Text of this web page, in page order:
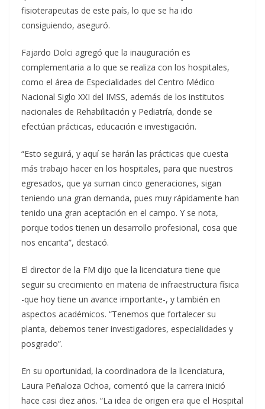
fisioterapeutas de este país, lo que se ha ido
consiguiendo, aseguró.
Fajardo Dolci agregó que la inauguración es
complementaria a lo que se realiza con los hospitales,
como el área de Especialidades del Centro Médico
Nacional Siglo XXI del IMSS, además de los institutos
nacionales de Rehabilitación y Pediatría, donde se
efectúan prácticas, educación e investigación.
“Esto seguirá, y aquí se harán las prácticas que cuesta
más trabajo hacer en los hospitales, para que nuestros
egresados, que ya suman cinco generaciones, sigan
teniendo una gran demanda, pues muy rápidamente han
tenido una gran aceptación en el campo. Y se nota,
porque todos tienen un desarrollo profesional, cosa que
nos encanta”, destacó.
El director de la FM dijo que la licenciatura tiene que
seguir su crecimiento en materia de infraestructura física
-que hoy tiene un avance importante-, y también en
aspectos académicos. “Tenemos que fortalecer su
planta, debemos tener investigadores, especialidades y
posgrado”.
En su oportunidad, la coordinadora de la licenciatura,
Laura Peñaloza Ochoa, comentó que la carrera inició
hace casi diez años. “La idea de origen era que el Hospital